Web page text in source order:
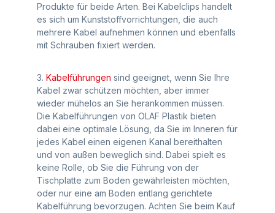
Produkte für beide Arten. Bei Kabelclips handelt
es sich um Kunststoffvorrichtungen, die auch
mehrere Kabel aufnehmen können und ebenfalls
mit Schrauben fixiert werden.
3. Kabelführungen sind geeignet, wenn Sie Ihre
Kabel zwar schützen möchten, aber immer
wieder mühelos an Sie herankommen müssen.
Die Kabelführungen von OLAF Plastik bieten
dabei eine optimale Lösung, da Sie im Inneren für
jedes Kabel einen eigenen Kanal bereithalten
und von außen beweglich sind. Dabei spielt es
keine Rolle, ob Sie die Führung von der
Tischplatte zum Boden gewährleisten möchten,
oder nur eine am Boden entlang gerichtete
Kabelführung bevorzugen. Achten Sie beim Kauf